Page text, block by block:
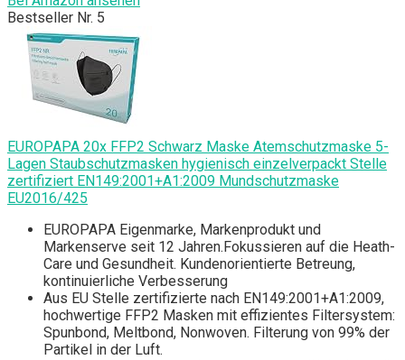
Bestseller Nr. 5
EUROPAPA 20x FFP2 Schwarz Maske Atemschutzmaske 5-
Lagen Staubschutzmasken hygienisch einzelverpackt Stelle
zertifiziert EN149:2001+A1:2009 Mundschutzmaske
EU2016/425
EUROPAPA Eigenmarke, Markenprodukt und
Markenserve seit 12 Jahren.Fokussieren auf die Heath-
Care und Gesundheit. Kundenorientierte Betreung,
kontinuierliche Verbesserung
Aus EU Stelle zertifizierte nach EN149:2001+A1:2009,
hochwertige FFP2 Masken mit effizientes Filtersystem:
Spunbond, Meltbond, Nonwoven. Filterung von 99% der
Partikel in der Luft.